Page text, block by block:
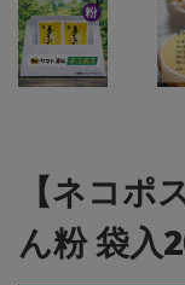
【ネコ
ん粉 袋